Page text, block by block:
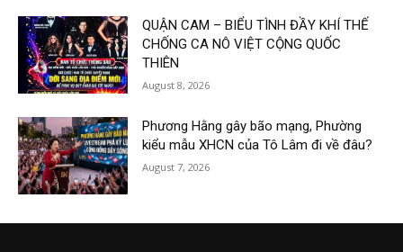
QUẬN CAM – BIỂU TÌNH ĐẦY KHÍ THẾ
CHỐNG CA NÔ VIỆT CỘNG QUỐC
THIÊN
August 8, 2026
Phương Hằng gây bão mạng, Phường
kiểu mẫu XHCN của Tô Lâm đi về đâu?
August 7, 2026